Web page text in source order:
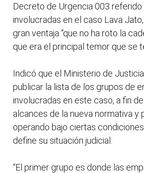
Decreto de Urgencia 003 referido
involucradas en el caso Lava
gran ventaja “que no ha roto la
que era el principal temor que se
Indicó que el Ministerio de
publicar la lista de los grupos de
involucradas en este caso, a fin
alcances de la nueva normativa y
operando bajo ciertas
define su situación judicial.
“El primer grupo es donde las